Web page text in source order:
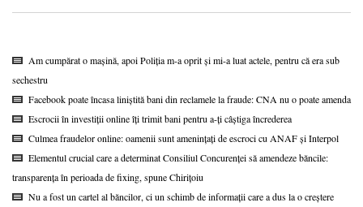
Am cumpărat o mașină, apoi Poliția m-a oprit și mi-a luat actele, pentru că era sub
sechestru
Facebook poate încasa liniștită bani din reclamele la fraude: CNA nu o poate amenda
Escrocii în investiții online îți trimit bani pentru a-ți câștiga încrederea
Culmea fraudelor online: oamenii sunt amenințați de escroci cu ANAF și Interpol
Elementul crucial care a determinat Consiliul Concurenței să amendeze băncile:
transparența în perioada de fixing, spune Chirițoiu
Nu a fost un cartel al băncilor, ci un schimb de informații care a dus la o creștere